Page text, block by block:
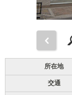
所在地
交通